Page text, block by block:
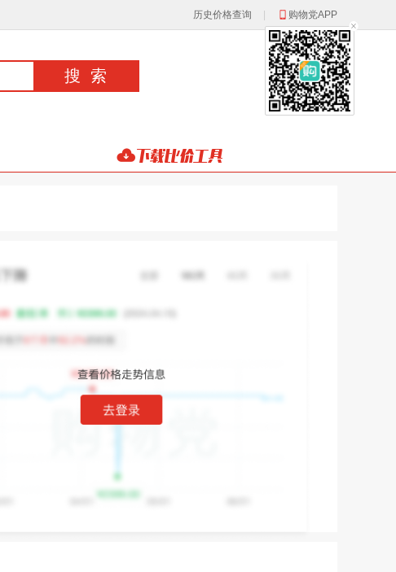
历史价格查询 购物党APP